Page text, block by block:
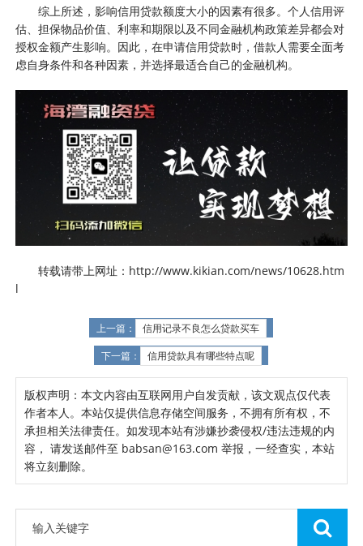
综上所述，影响信用贷款额度大小的因素有很多。个人信用评
估、担保物品价值、利率和期限以及不同金融机构政策差异都会对
授权金额产生影响。因此，在申请信用贷款时，借款人需要全面考
虑自身条件和各种因素，并选择最适合自己的金融机构。
转载请带上网址：http://www.kikian.com/news/10628.htm
l
上一篇： 信用记录不良怎么贷款买车
下一篇： 信用贷款具有哪些特点呢
版权声明：本文内容由互联网用户自发贡献，该文观点仅代表
作者本人。本站仅提供信息存储空间服务，不拥有所有权，不
承担相关法律责任。如发现本站有涉嫌抄袭侵权/违法违规的内
容， 请发送邮件至 babsan@163.com 举报，一经查实，本站
将立刻删除。